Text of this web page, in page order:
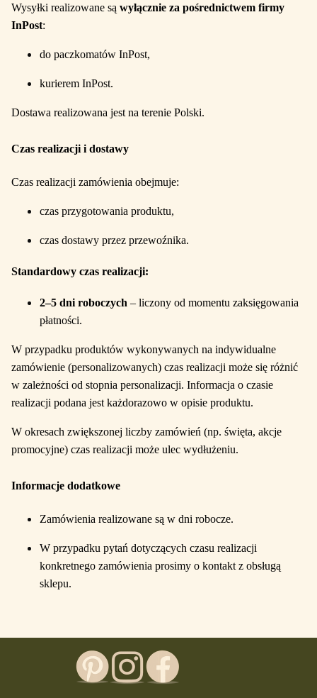
Wysyłki realizowane są wyłącznie za pośrednictwem firmy
InPost:
do paczkomatów InPost,
kurierem InPost.
Dostawa realizowana jest na terenie Polski.
Czas realizacji i dostawy
Czas realizacji zamówienia obejmuje:
czas przygotowania produktu,
czas dostawy przez przewoźnika.
Standardowy czas realizacji:
2–5 dni roboczych – liczony od momentu zaksięgowania
płatności.
W przypadku produktów wykonywanych na indywidualne
zamówienie (personalizowanych) czas realizacji może się różnić
w zależności od stopnia personalizacji. Informacja o czasie
realizacji podana jest każdorazowo w opisie produktu.
W okresach zwiększonej liczby zamówień (np. święta, akcje
promocyjne) czas realizacji może ulec wydłużeniu.
Informacje dodatkowe
Zamówienia realizowane są w dni robocze.
W przypadku pytań dotyczących czasu realizacji
konkretnego zamówienia prosimy o kontakt z obsługą
sklepu.